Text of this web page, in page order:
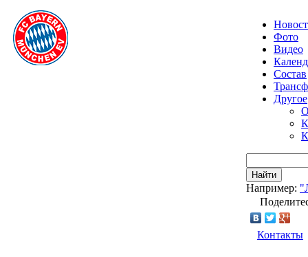
Фото
Видео
Состав
Другое
Найти
Например:
Контакты